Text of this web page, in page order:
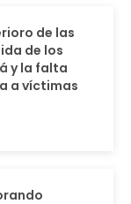
de las
de los
y la falta
a víctimas